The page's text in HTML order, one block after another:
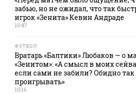
забью, но не ожидал, что так
игрок «Зенита» Кевин Андраде
10:47
ФУТБОЛ
Вратарь «Балтики» Любаков — о
«Зенитом»: «А смысл в моих
если сами не забили? Обидно так
проигрывать»
10:16